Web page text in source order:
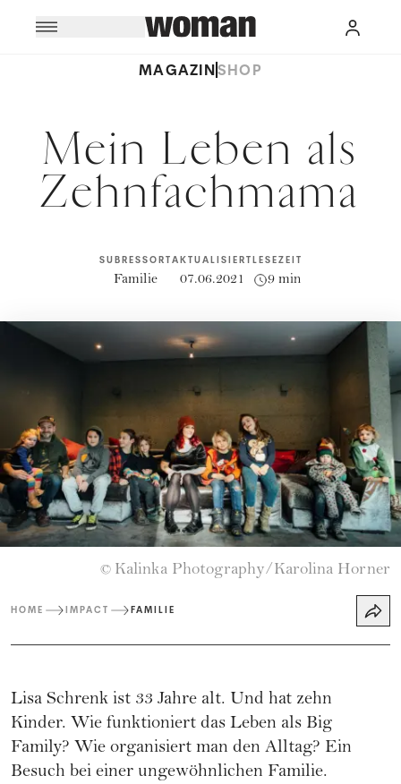
MAGAZINSHOP
Mein Leben als
Zehnfachmama
SUBRESSORT
Familie
AKTUALISIERT
07.06.2021
LESEZEIT
9 min
© Kalinka Photography/Karolina Horner
HOME IMPACT FAMILIE
Lisa Schrenk ist 33 Jahre alt. Und hat zehn
Kinder. Wie funktioniert das Leben als Big
Family? Wie organisiert man den Alltag? Ein
Besuch bei einer ungewöhnlichen Familie.